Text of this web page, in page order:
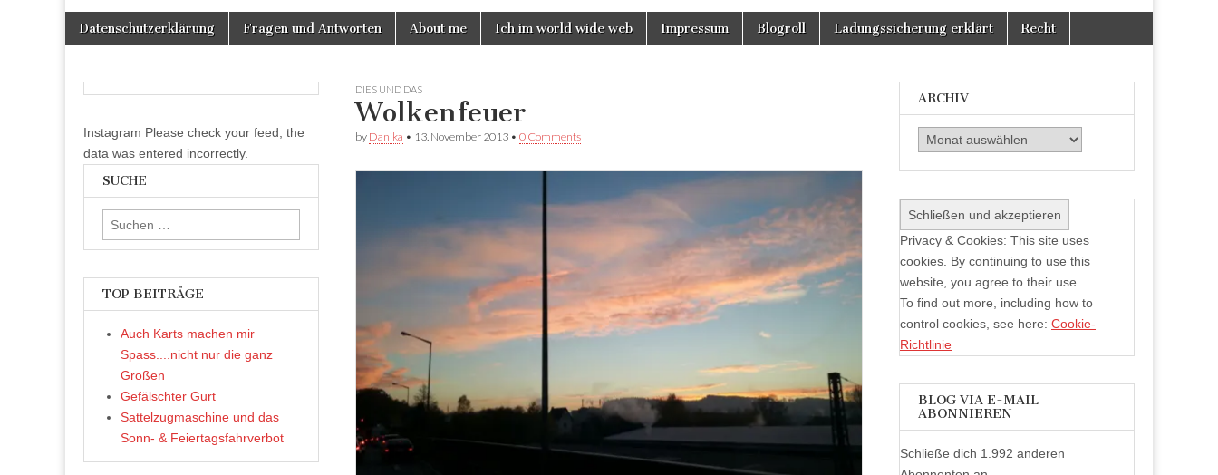
anzeigen
anzeigen
Instagram
anzeigen
Main
menu
Skip
Datenschutzerklärung Fragen und Antworten About me Ich im world wide web Impressum Blogroll Ladungssicherung erklärt Recht
DIES UND DAS
Wolkenfeuer
by Danika • 13. November 2013 • 0 Comments
Instagram Please check your feed, the
data was entered incorrectly.
SUCHE
Suchen
nach:
TOP BEITRÄGE
Auch Karts machen mir
Spass....nicht nur die ganz
Großen
Gefälschter Gurt
Sattelzugmaschine und das
Sonn- & Feiertagsfahrverbot
ARCHIV
Archiv
Privacy & Cookies: This site uses
cookies. By continuing to use this
website, you agree to their use.
To find out more, including how to
control cookies, see here: Cookie-
Richtlinie
BLOG VIA E-MAIL
ABONNIEREN
Schließe dich 1.992 anderen